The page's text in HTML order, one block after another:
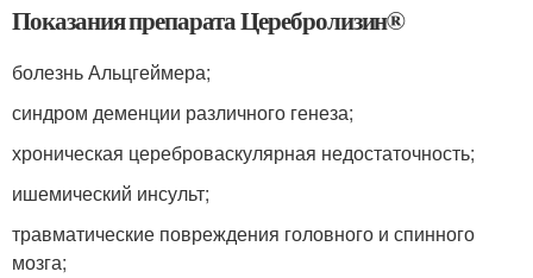
Показания препарата Церебролизин®
болезнь Альцгеймера;
синдром деменции различного генеза;
хроническая цереброваскулярная недостаточность;
ишемический инсульт;
травматические повреждения головного и спинного
мозга;